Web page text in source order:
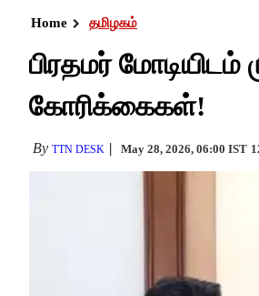
Home தமிழகம்
பிரதமர் மோடியிடம்
கோரிக்கைகள்!
By TTN DESK May 28, 2026, 06:00 IST